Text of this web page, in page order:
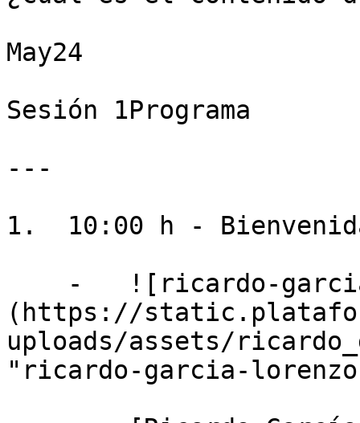
May24
Sesión 1Programa
---
1.  10:00 h -
(https://
uploads/assets/
"ricardo-garcia-